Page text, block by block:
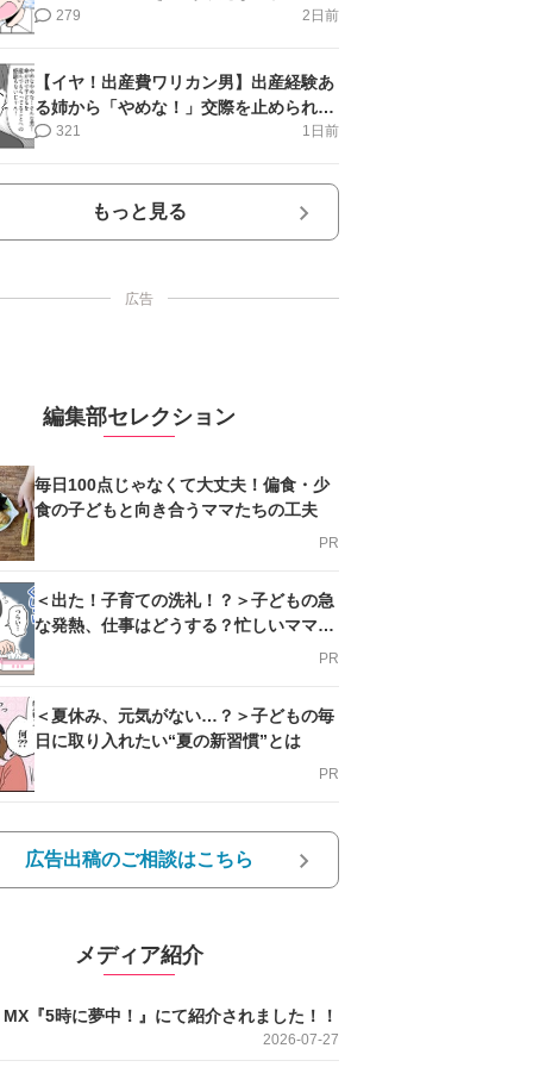
第16話＞#4コマ母道場
2日前
279
【イヤ！出産費ワリカン男】出産経験あ
る姉から「やめな！」交際を止められ＜
第12話＞#4コマ母道場
1日前
321
もっと見る
広告
編集部セレクション
毎日100点じゃなくて大丈夫！偏食・少
食の子どもと向き合うママたちの工夫
PR
＜出た！子育ての洗礼！？＞子どもの急
な発熱、仕事はどうする？忙しいママを
PR
＜夏休み、元気がない…？＞子どもの毎
日に取り入れたい“夏の新習慣”とは
PR
広告出稿のご相談はこちら
メディア紹介
『5時に夢中！』にて紹介されました！！
2026-07-27